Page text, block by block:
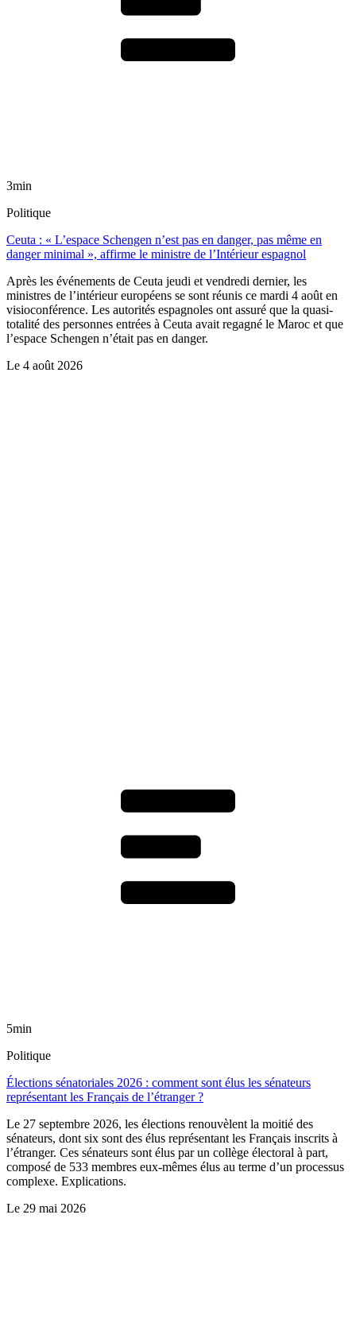
3min
Politique
Ceuta : « L’espace Schengen n’est pas en danger, pas même en
danger minimal », affirme le ministre de l’Intérieur espagnol
Après les événements de Ceuta jeudi et vendredi dernier, les
ministres de l’intérieur européens se sont réunis ce mardi 4 août en
visioconférence. Les autorités espagnoles ont assuré que la quasi-
totalité des personnes entrées à Ceuta avait regagné le Maroc et que
l’espace Schengen n’était pas en danger.
Le 4 août 2026
5min
Politique
Élections sénatoriales 2026 : comment sont élus les sénateurs
représentant les Français de l’étranger ?
Le 27 septembre 2026, les élections renouvèlent la moitié des
sénateurs, dont six sont des élus représentant les Français inscrits à
l’étranger. Ces sénateurs sont élus par un collège électoral à part,
composé de 533 membres eux-mêmes élus au terme d’un processus
complexe. Explications.
Le 29 mai 2026